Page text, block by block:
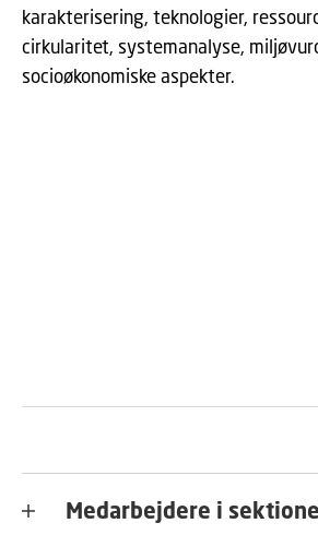
karakterisering, teknologier,
cirkularitet, systemanalyse,
socioøkonomiske aspekter.
Medarbejdere i